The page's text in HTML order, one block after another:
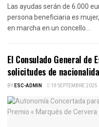
Las ayudas serán de 6.000
persona beneficiaria es
en marcha en un concello...
El Consulado General de
solicitudes de
BYESC-ADMIN 19 SEPTEMBRE 2025